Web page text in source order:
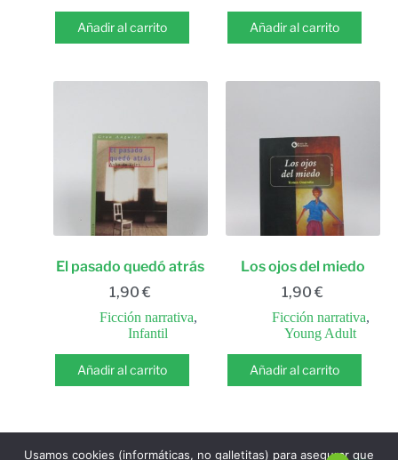
Añadir al carrito Añadir al carrito
El pasado quedó atrás
1,90€
Ficción narrativa,
Infantil
Añadir al carrito
Los ojos del miedo
1,90€
Ficción narrativa,
Young Adult
Añadir al carrito
Usamos cookies (informáticas, no galletitas) para asegurar que